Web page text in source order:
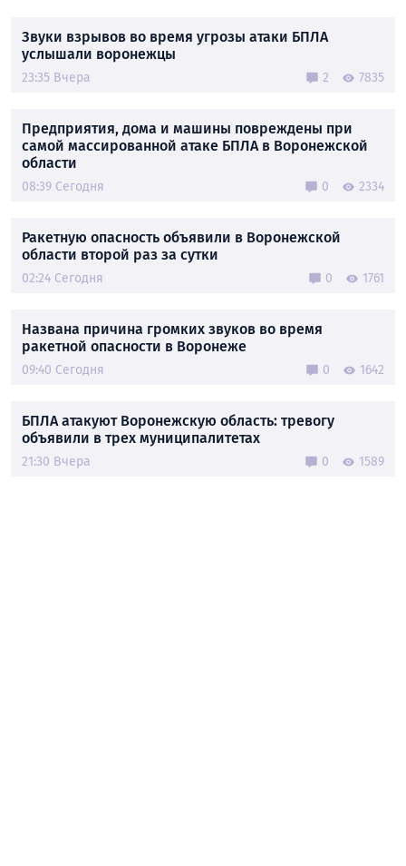
Звуки взрывов во время угрозы атаки БПЛА
услышали воронежцы
23:35 Вчера 2 7835
Предприятия, дома и машины повреждены при
самой массированной атаке БПЛА в Воронежской
области
08:39 Сегодня 0 2334
Ракетную опасность объявили в Воронежской
области второй раз за сутки
02:24 Сегодня 0 1761
Названа причина громких звуков во время
ракетной опасности в Воронеже
09:40 Сегодня 0 1642
БПЛА атакуют Воронежскую область: тревогу
объявили в трех муниципалитетах
21:30 Вчера 0 1589